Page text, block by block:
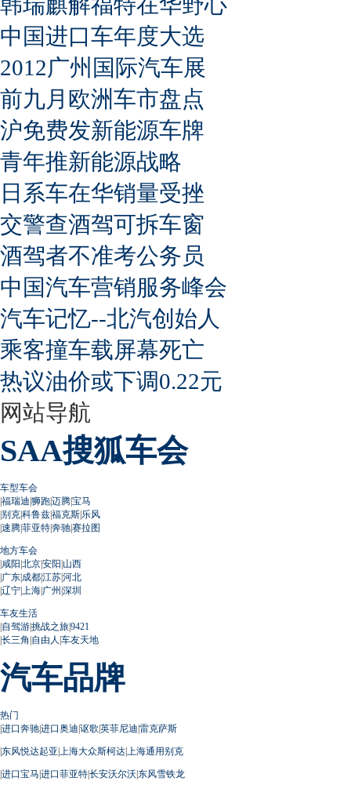
中国进口车年度大选
2012广州国际汽车展
前九月欧洲车市盘点
沪免费发新能源车牌
青年推新能源战略
日系车在华销量受挫
交警查酒驾可拆车窗
酒驾者不准考公务员
中国汽车营销服务峰会
汽车记忆--北汽创始人
乘客撞车载屏幕死亡
热议油价或下调0.22元
网站导航
SAA搜狐车会
车型车会
|福瑞迪|狮跑|迈腾|宝马
|别克|科鲁兹|福克斯|乐风
|速腾|菲亚特|奔驰|赛拉图
地方车会
|咸阳|北京|安阳|山西
|广东|成都|江苏|河北
|辽宁| 上海|广州 |深圳
车友生活
|自驾游|挑战之旅|9421
|长三角 |自由人 |车友天地
汽车品牌
热门
|进口奔驰|进口奥迪|讴歌|英菲尼迪|雷克萨斯
|东风悦达起亚| 上海大众斯柯达| 上海通用别克
|进口宝马|进口菲亚特|长安沃尔沃|东风雪铁龙